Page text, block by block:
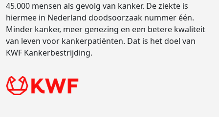
45.000 mensen als gevolg van kanker. De ziekte is
hiermee in Nederland doodsoorzaak nummer één.
Minder kanker, meer genezing en een betere kwaliteit
van leven voor kankerpatiënten. Dat is het doel van
KWF Kankerbestrijding.